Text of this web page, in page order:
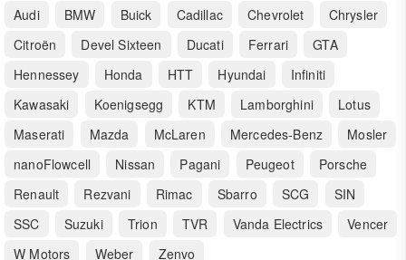
Audi
BMW Buick Cadillac Chevrolet
Chrysler
Citroën
Devel Sixteen Ducati Ferrari
GTA
Hennessey
Honda HTT Hyundai
Infiniti
Kawasaki
Koenigsegg KTM Lamborghini
Lotus
Maserati
Mazda McLaren Mercedes-Benz
Mosler
nanoFlowcell
Nissan Pagani Peugeot
Porsche
Renault
Rezvani Rimac Sbarro SCG
SIN
SSC
Suzuki Trion TVR Vanda Electrics
Vencer
W Motors
Weber Zenvo